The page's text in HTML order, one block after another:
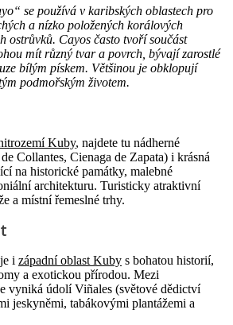
se používá v karibských oblastech pro
a nízko položených korálových
ostrůvků. Cayos často tvoří součást
mít různý tvar a povrch, bývají zarostlé
bílým pískem. Většinou je obklopují
podmořským životem.
Kuby, najdete tu nádherné
Collantes, Cienaga de Zapata) i krásná
na historické památky, malebné
architekturu. Turisticky atraktivní
a místní řemeslné trhy.
i západní oblast Kuby s bohatou historií,
a exotickou přírodou. Mezi
vyniká údolí Viñales (světové dědictví
jeskyněmi, tabákovými plantážemi a